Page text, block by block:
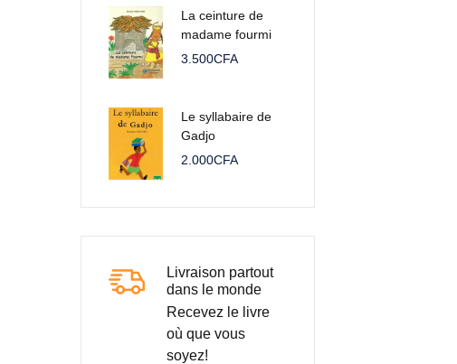
La ceinture de
madame fourmi
3.500CFA
Le syllabaire de
Gadjo
2.000CFA
Livraison partout
dans le monde
Recevez le livre
où que vous
soyez!